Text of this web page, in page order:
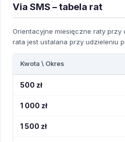
Via SMS – tabela rat
Orientacyjne miesięczne raty
rata jest ustalana przy udzieleniu
Kwota \ Okres
500 zł
1 000 zł
1 500 zł